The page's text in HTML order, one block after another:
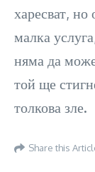
харесват, но
малка
няма да
той ще
толкова зле.
Share this